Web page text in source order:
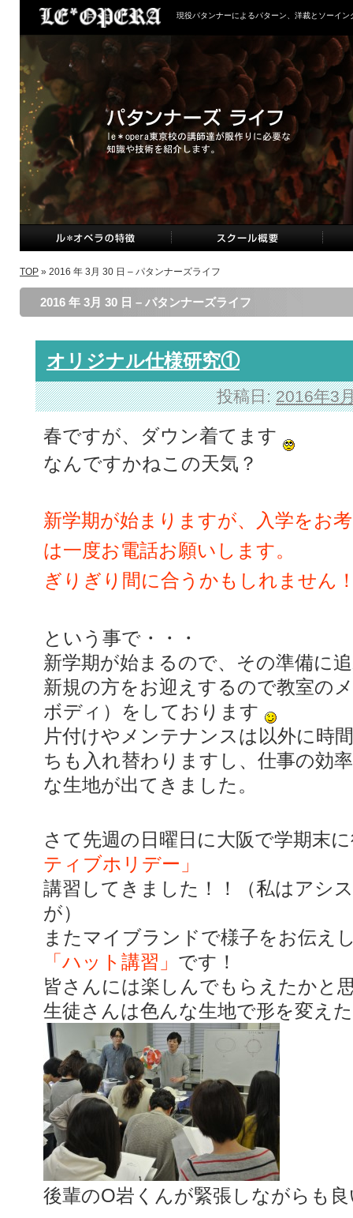
現役パタンナーによるパターン、洋裁とソーイン
TOP » 2016 年 3月 30 日 – パタンナーズライフ
2016 年 3月 30 日 – パタンナーズライフ
オリジナル仕様研究①
投稿日: 2016年3
春ですが、ダウン着てます
なんですかねこの天気？
新学期が始まりますが、入学をお
は一度お電話お願いします。
ぎりぎり間に合うかもしれません
という事で・・・
新学期が始まるので、その準備に
新規の方をお迎えするので教室の
ボディ）をしております
片付けやメンテナンスは以外に時
ちも入れ替わりますし、仕事の効
な生地が出てきました。
さて先週の日曜日に大阪で学期末
ティブホリデー」
講習してきました！！（私はアシ
が）
またマイブランドで様子をお伝え
「ハット講習」 です！
皆さんには楽しんでもらえたかと
生徒さんは色んな生地で形を変え
後輩のO岩くんが緊張しながらも